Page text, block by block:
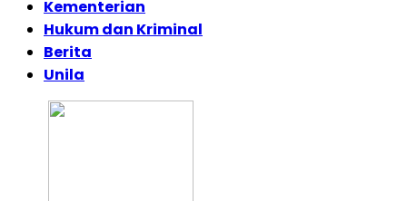
Kementerian
Hukum dan Kriminal
Berita
Unila